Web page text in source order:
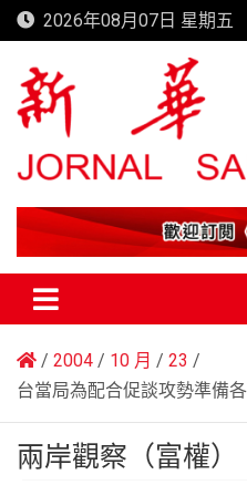
Skip
to
content
2026年08月07日 星期五
新華澳報
2004 10 月
23
台當局為配合促談攻勢準備
兩岸觀察（富權）